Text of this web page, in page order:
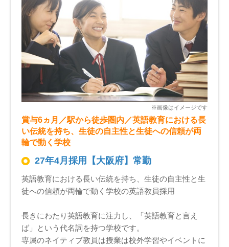
賞与6ヵ月／駅から徒歩圏内／英語教育における長
い伝統を持ち、生徒の自主性と生徒への信頼が両
輪で動く学校
27年4月採用【大阪府】常勤
英語教育における長い伝統を持ち、生徒の自主性と生
徒への信頼が両輪で動く学校の英語教員採用
長きにわたり英語教育に注力し、「英語教育と言え
ば」という代名詞を持つ学校です。
専属のネイティブ教員は授業は校外学習やイベントに